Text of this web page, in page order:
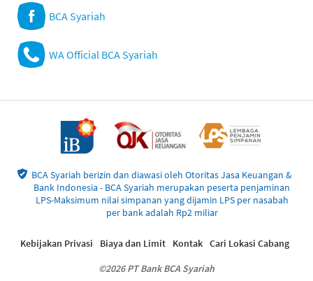
BCA Syariah
WA Official BCA Syariah
BCA Syariah berizin dan diawasi oleh Otoritas Jasa Keuangan &
Bank Indonesia - BCA Syariah merupakan peserta penjaminan
LPS-Maksimum nilai simpanan yang dijamin LPS per nasabah
per bank adalah Rp2 miliar
©2026 PT Bank BCA Syariah
Kebijakan Privasi Biaya dan Limit Kontak Cari Lokasi Cabang